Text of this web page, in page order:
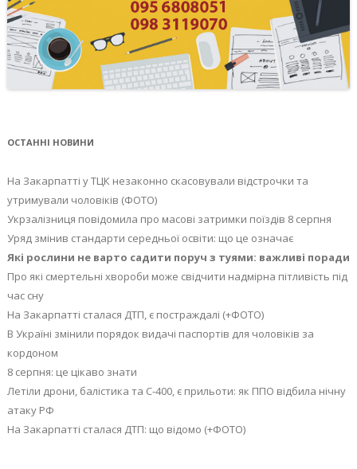
ОСТАННІ НОВИНИ
На Закарпатті у ТЦК незаконно скасовували відстрочки та
утримували чоловіків (ФОТО)
Укрзалізниця повідомила про масові затримки поїздів 8 серпня
Уряд змінив стандарти середньої освіти: що це означає
Які рослини не варто садити поруч з туями: важливі поради
Про які смертельні хвороби може свідчити надмірна пітливість під
час сну
На Закарпатті сталася ДТП, є постраждалі (+ФОТО)
В Україні змінили порядок видачі паспортів для чоловіків за
кордоном
8 серпня: це цікаво знати
Летіли дрони, балістика та С-400, є прильоти: як ППО відбила нічну
атаку РФ
На Закарпатті сталася ДТП: що відомо (+ФОТО)